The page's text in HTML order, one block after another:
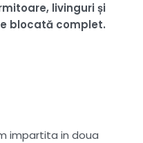
livinguri și
blocată complet.
impartita in doua